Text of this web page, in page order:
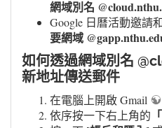
網域別名
Google 日曆活動邀請
要網域
如何透過網域別名
新地址傳送郵件
在電腦上開啟 Gmail
依序按一下右上角的